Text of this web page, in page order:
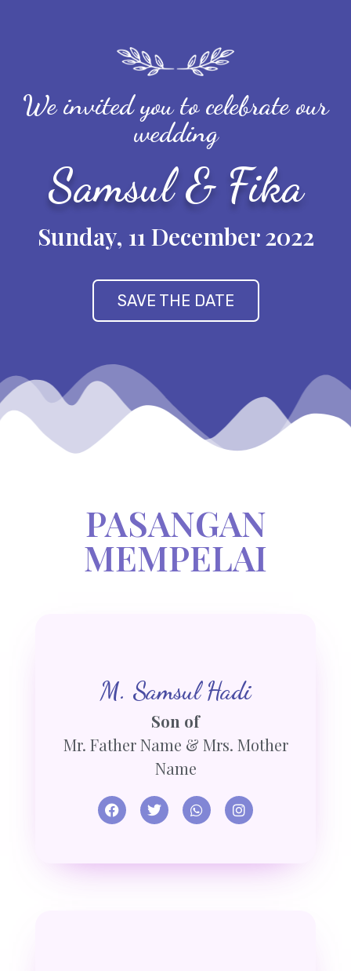
We invited you to celebrate our
wedding
Samsul & Fika
Sunday, 11 December 2022
SAVE THE DATE
PASANGAN
MEMPELAI
M. Samsul Hadi
Son of
Mr. Father Name & Mrs. Mother
Name